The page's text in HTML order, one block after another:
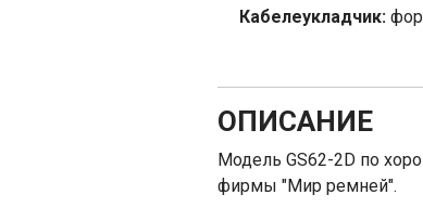
Кабелеукладчик:
ОПИСАНИЕ
Модель GS62-2D по
фирмы "Мир ремней".